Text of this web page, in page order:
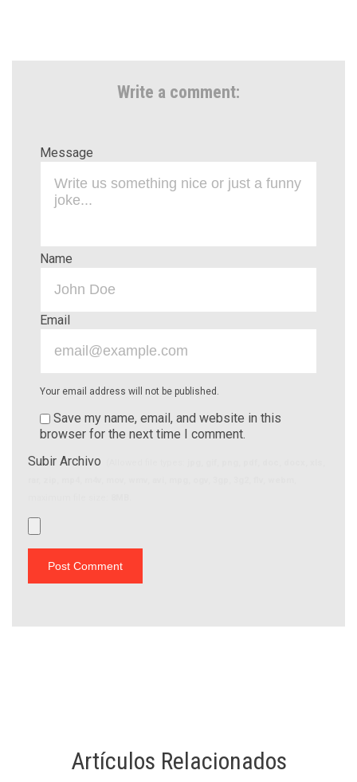
Write a comment:
Message
Name
Email
Your email address will not be published.
Save my name, email, and website in this
browser for the next time I comment.
Subir Archivo
Artículos Relacionados